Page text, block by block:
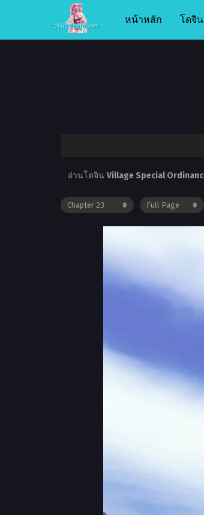
หน้าหลัก โดจิ
อ่านโดจิน Village Special